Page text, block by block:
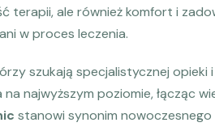
terapii, ale również komfort i
w proces leczenia.
szukają specjalistycznej opieki
na najwyższym poziomie, łącząc
stanowi synonim